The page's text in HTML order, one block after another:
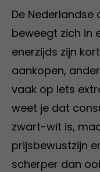
De
beweegt zich in
enerzijds zijn
aankopen,
vaak op iets
weet je dat
zwart-wit is,
prijsbewustzijn
scherper dan